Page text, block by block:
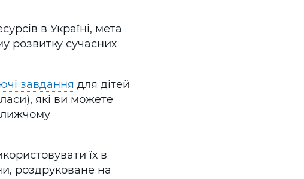
в Україні, мета
розвитку сучасних
завдання для дітей
які ви можете
їх в
роздруковане на